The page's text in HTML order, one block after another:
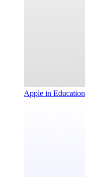
Apple in Education